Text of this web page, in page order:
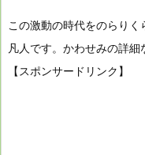
この激動の時代をのらりく
凡人です。かわせみの詳細
【スポンサードリンク】